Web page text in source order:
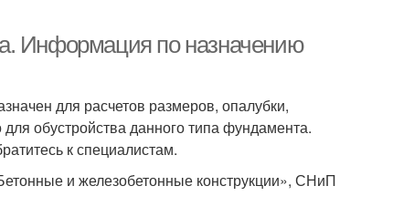
Информация по назначению
для расчетов размеров, опалубки,
обустройства данного типа фундамента.
к специалистам.
и железобетонные конструкции», СНиП